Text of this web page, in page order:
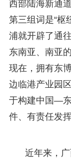
西部陆海新通
第三组词是“枢
浦就开辟了通
东南亚、南亚
现在，拥有东
边临港产业园
于构建中国—
件、有责任发
近年来，